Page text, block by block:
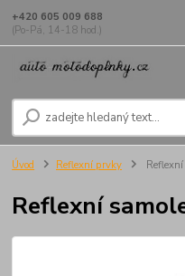
+420 605 009 688
(Po-Pá, 14-18 hod.)
Úvod Reflexní prvky
Reflexní